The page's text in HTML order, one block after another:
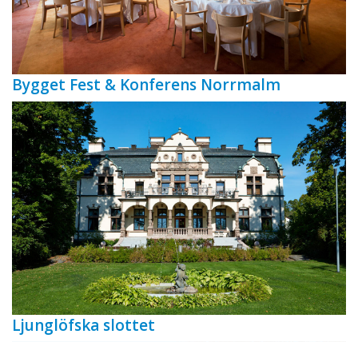
Bygget Fest & Konferens Norrmalm
Ljunglöfska slottet